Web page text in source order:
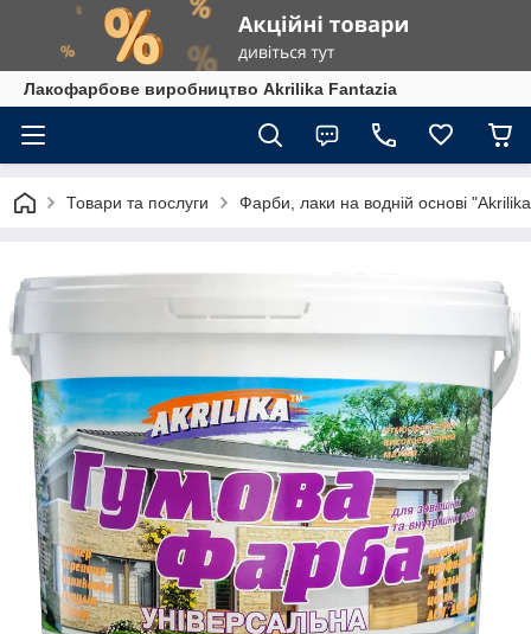
Лакофарбове виробництво Akrilika Fantazia
Товари та послуги Фарби, лаки на водній основі